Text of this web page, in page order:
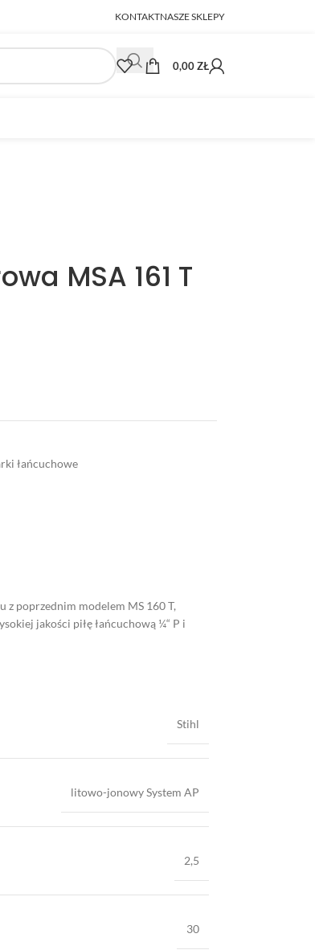
KONTAKTNASZE SKLEPY
0,00ZŁ
MSA 161 T
łańcuchowe
z poprzednim modelem MS 160 T,
jakości piłę łańcuchową ¼“ P i
Stihl
litowo-jonowy System AP
2,5
30